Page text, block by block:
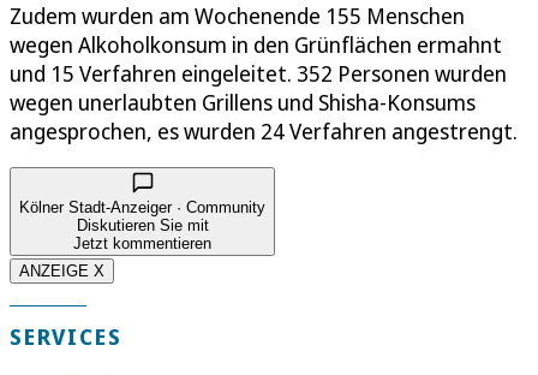
Zudem wurden am Wochenende 155 Menschen
wegen Alkoholkonsum in den Grünflächen ermahnt
und 15 Verfahren eingeleitet. 352 Personen wurden
wegen unerlaubten Grillens und Shisha-Konsums
angesprochen, es wurden 24 Verfahren angestrengt.
Kölner Stadt-Anzeiger · Community
Diskutieren Sie mit
Jetzt kommentieren
ANZEIGE X
SERVICES